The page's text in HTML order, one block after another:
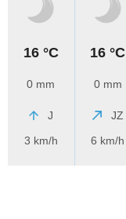
16 °C
0 mm
J
3 km/h
16 °C
0 mm
JZ
6 km/h